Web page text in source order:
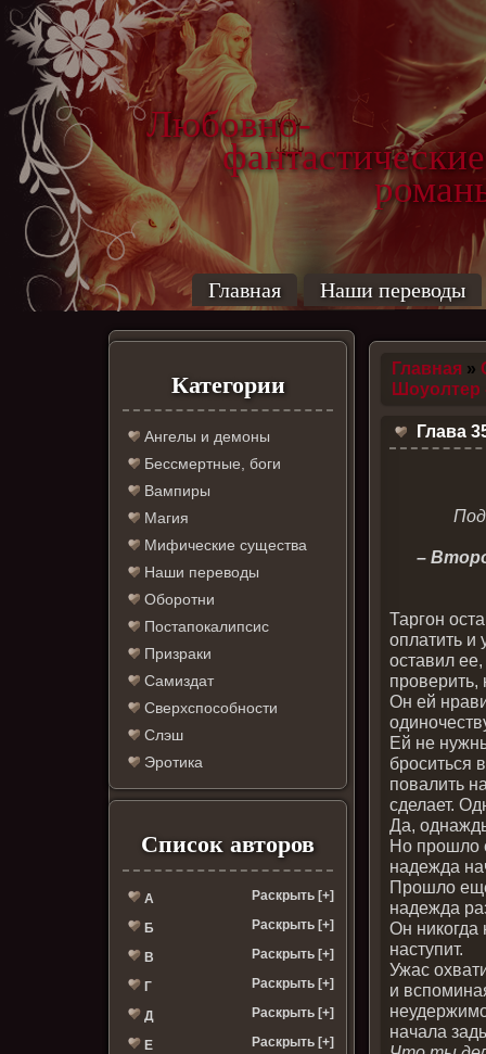
Любовно-
фантастические
Главная Наши переводы
Категории
Ангелы и демоны
Бессмертные, боги
Вампиры
Магия
Мифические существа
Наши переводы
Оборотни
Постапокалипсис
Призраки
Самиздат
Сверхспособности
Слэш
Эротика
Список авторов
А Раскрыть [+]
Б Раскрыть [+]
В Раскрыть [+]
Г Раскрыть [+]
Д Раскрыть [+]
Е Раскрыть [+]
Главная »
Шоуолтер
Глава
–
Таргон
оплатить и
оставил
проверить,
Он ей
Ей не
броситься
повалить
сделает.
Да,
Но прошло
надежда
Прошло
надежда
Он никогда
наступит.
Ужас
и
начала